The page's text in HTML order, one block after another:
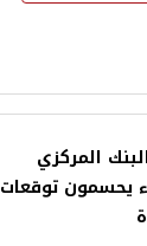
المركزي
يحسمون توقعات